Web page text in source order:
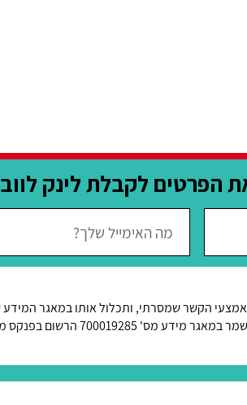
לקבלת לינק
הקשר שמסרתי, ותכלול אותו במאגר
המידע שייאסף יישמר במאגר מידע מס'